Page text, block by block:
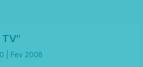
TV"
| Fev 2008